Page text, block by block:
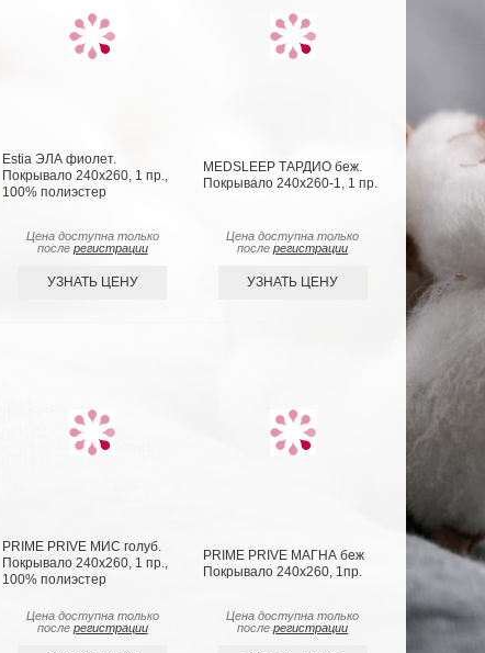
Estia ЭЛА фиолет.
Покрывало 240х260, 1 пр.,
100% полиэстер
Цена доступна только
после регистрации
УЗНАТЬ ЦЕНУ
MEDSLEEP ТАРДИО беж.
Покрывало 240х260-1, 1 пр.
Цена доступна только
послерегистрации
УЗНАТЬ ЦЕНУ
PRIME PRIVE МИС голуб.
Покрывало 240х260, 1 пр.,
100% полиэстер
Цена доступна только
после регистрации
PRIME PRIVE МАГНА беж
Покрывало 240х260, 1пр.
Цена доступна только
послерегистрации